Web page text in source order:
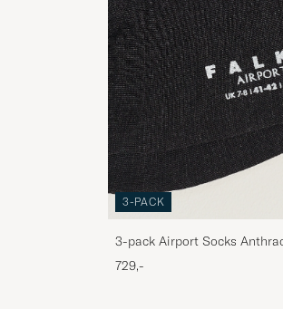
3-PACK
3-pack Airport Socks
729,-